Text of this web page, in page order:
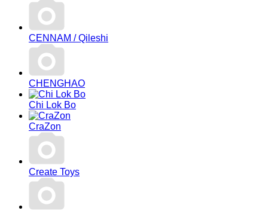
CENNAM / Qileshi
CHENGHAO
Chi Lok Bo
CraZon
Create Toys